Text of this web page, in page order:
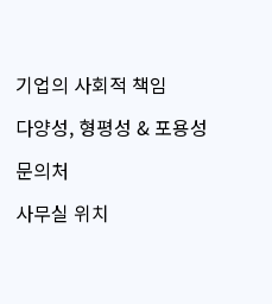
기업의 사회적 책임
다양성, 형평성 & 포용성
문의처
사무실 위치